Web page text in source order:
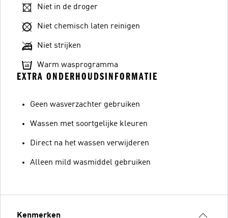
Niet in de droger
Niet chemisch laten reinigen
Niet strijken
Warm wasprogramma
EXTRA ONDERHOUDSINFORMATIE
Geen wasverzachter gebruiken
Wassen met soortgelijke kleuren
Direct na het wassen verwijderen
Alleen mild wasmiddel gebruiken
Kenmerken